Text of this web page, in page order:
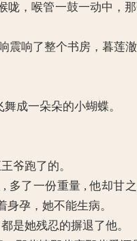
，喉管一鼓一动中，
响了整个书房，暮莲
成一朵朵的小蝴蝶。
爷跑了的。
了一份重量 , 他却甘
孕，她不能生病。
是她残忍的摒退了他。